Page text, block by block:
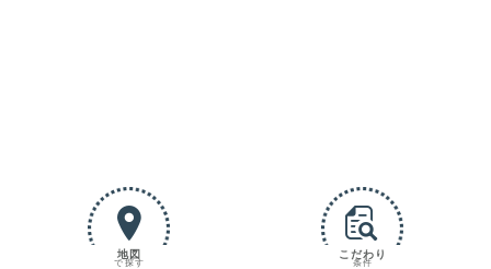
地図
で探す
こだわり
条件